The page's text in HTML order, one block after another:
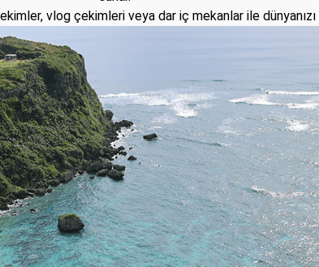
vlog çekimleri veya dar iç mekanlar ile